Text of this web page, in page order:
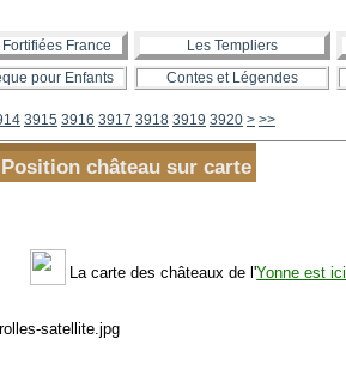
Fortifiées France Les Templiers
pour Enfants Contes et Légendes
3915 3916 3917 3918 3919 3920 3930
3940
3950
3960
3970
3980
3990
4000
4100
4200
4300
4400
4500
4600
4700
4800
4900
5000
5100
5200
5300
5400
5500
5600
> >>
château sur carte
La carte des châteaux de l'Yonne est ici